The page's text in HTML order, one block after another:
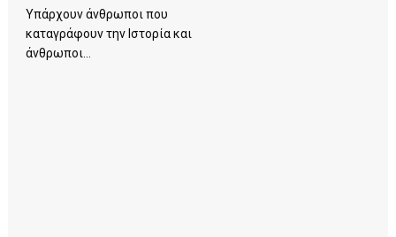
Υπάρχουν άνθρωποι που
καταγράφουν την Ιστορία και
άνθρωποι...